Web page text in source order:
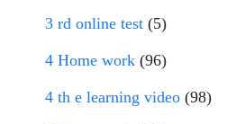
3 rd online test (5)
4 Home work (96)
4 th e learning video (98)